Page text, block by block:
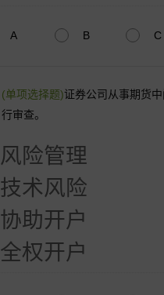
A B C
(单项选择题)证券公司从事期货
行审查。
风险管理
技术风险
协助开户
全权开户